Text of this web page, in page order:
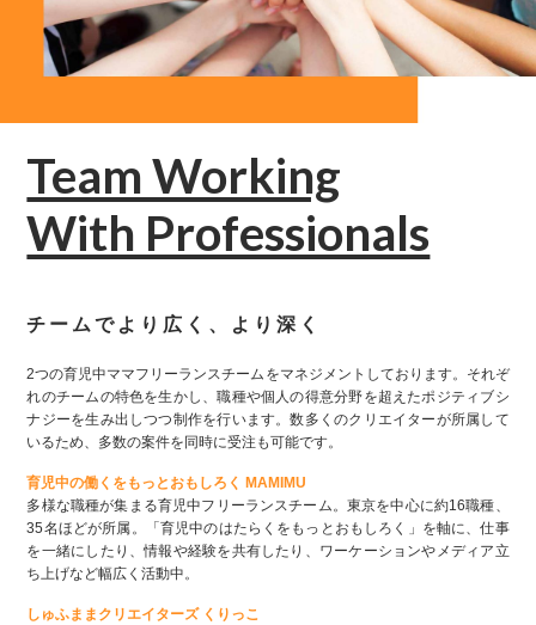
Team Working
With Professionals
チームでより広く、より深く
2つの育児中ママフリーランスチームをマネジメントしております。それぞ
れのチームの特色を生かし、職種や個人の得意分野を超えたポジティブシ
ナジーを生み出しつつ制作を行います。数多くのクリエイターが所属して
いるため、多数の案件を同時に受注も可能です。
育児中の働くをもっとおもしろく MAMIMU
多様な職種が集まる育児中フリーランスチーム。東京を中心に約16職種、
35名ほどが所属。「育児中のはたらくをもっとおもしろく」を軸に、仕事
を一緒にしたり、情報や経験を共有したり、ワーケーションやメディア立
ち上げなど幅広く活動中。
しゅふままクリエイターズ くりっこ